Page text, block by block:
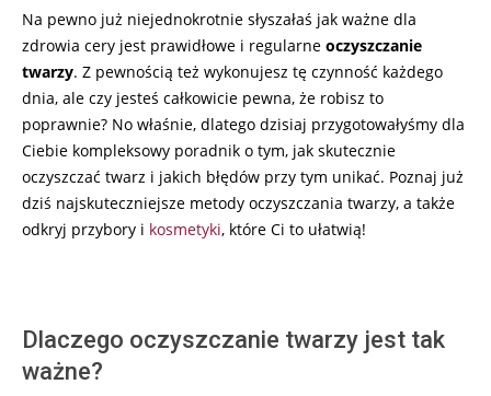
Na pewno już niejednokrotnie słyszałaś jak ważne dla
zdrowia cery jest prawidłowe i regularne oczyszczanie
twarzy. Z pewnością też wykonujesz tę czynność każdego
dnia, ale czy jesteś całkowicie pewna, że robisz to
poprawnie? No właśnie, dlatego dzisiaj przygotowałyśmy dla
Ciebie kompleksowy poradnik o tym, jak skutecznie
oczyszczać twarz i jakich błędów przy tym unikać. Poznaj już
dziś najskuteczniejsze metody oczyszczania twarzy, a także
odkryj przybory i kosmetyki, które Ci to ułatwią!
Dlaczego oczyszczanie twarzy jest tak
ważne?